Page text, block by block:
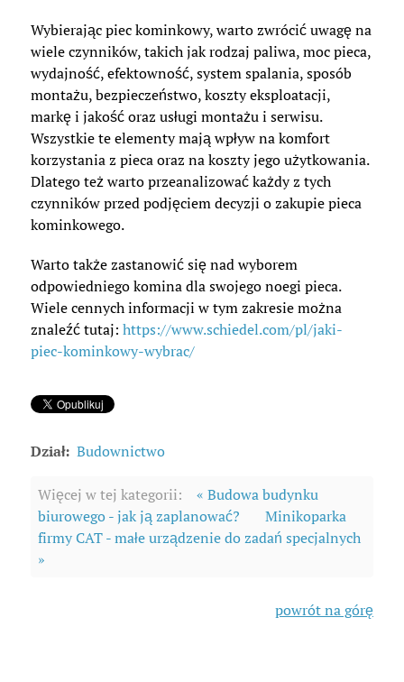
Wybierając piec kominkowy, warto zwrócić uwagę na
wiele czynników, takich jak rodzaj paliwa, moc pieca,
wydajność, efektowność, system spalania, sposób
montażu, bezpieczeństwo, koszty eksploatacji,
markę i jakość oraz usługi montażu i serwisu.
Wszystkie te elementy mają wpływ na komfort
korzystania z pieca oraz na koszty jego użytkowania.
Dlatego też warto przeanalizować każdy z tych
czynników przed podjęciem decyzji o zakupie pieca
kominkowego.
Warto także zastanowić się nad wyborem
odpowiedniego komina dla swojego noegi pieca.
Wiele cennych informacji w tym zakresie można
znaleźć tutaj: https://www.schiedel.com/pl/jaki-
piec-kominkowy-wybrac/
Dział: Budownictwo
Więcej w tej kategorii:
« Budowa budynku
biurowego - jak ją zaplanować?
Minikoparka
firmy CAT - małe urządzenie do zadań specjalnych
»
powrót na górę